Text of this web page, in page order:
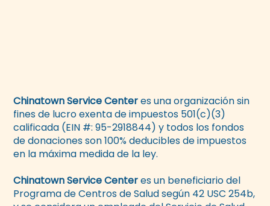
Chinatown Service Centeres una organización sin
fines de lucro exenta de impuestos 501(c)(3)
calificada (EIN #: 95-2918844) y todos los fondos
de donaciones son 100% deducibles de impuestos
en la máxima medida de la ley.
Chinatown Service Centeres un beneficiario del
Programa de Centros de Salud según 42 USC 254b,